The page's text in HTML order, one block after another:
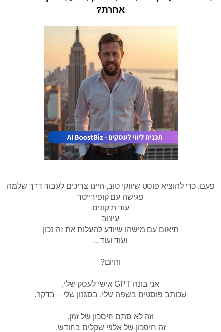
אחרת?
פעם, כדי להוציא פוסט שיווקי טוב, היינו צריכים לעבור דרך שלמה
פגישה עם קופירייטר
עוד תיקונים
עיצוב
תיאום עם מישהו שיודע להעלות את זה נכון
ועוד ועוד...
והיום?
אני בונה GPT אישי לעסק שלי,
שכותב פוסטים בשפה שלי, בסגנון שלי – בדקה.
וזה לא סתם חיסכון של זמן.
זה חיסכון של אלפי שקלים בחודש.